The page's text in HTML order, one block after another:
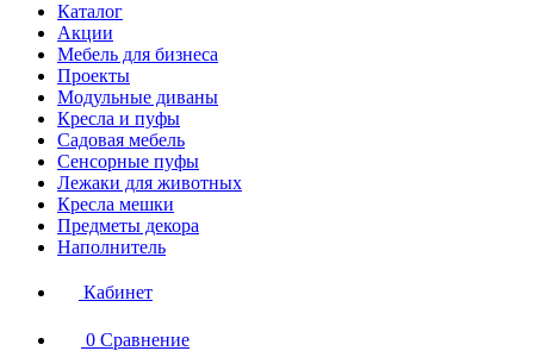
Каталог
Акции
Мебель для бизнеса
Проекты
Модульные диваны
Кресла и пуфы
Садовая мебель
Сенсорные пуфы
Лежаки для животных
Кресла мешки
Предметы декора
Наполнитель
Кабинет
0 Сравнение